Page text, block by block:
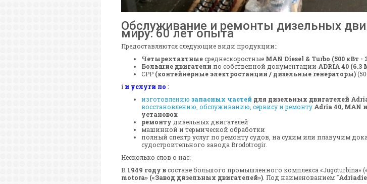
Обслуживание и ремонты дизельных
миру: 60 лет опыта
Предоставляются следующие види продукции::
Четырехтактныесреднескоростные MAN Diesel & Turbo (500 кВт -
Большие двигатели по собственной документации ADRIA 40 (6.3
CPP (контейнерные электростанции / дизельные генераторы)
i и услуги по :
изготовлению запасных частей для дизельных двигателей
восстановлению, обслуживанию, сервису и ремонту Adria 40, MAN
установок
ремонту дизельных двигателей
машинной и термической обработки
полный спектр услуг по ремонту судов, на сухим или плавучим
судостроительного завода Brodotrogir.
Несколько слов о нас:
В 1949 году всоставе большого промышленного комплекса «Jugoturbina»
motora» («Завод дизельных двигателей»). Под наименованием